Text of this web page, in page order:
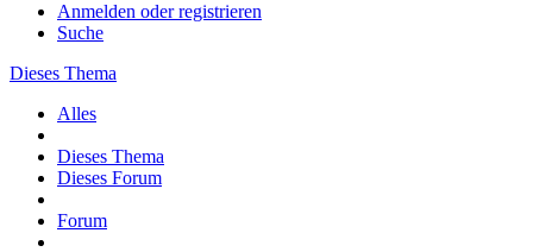
Anmelden oder registrieren
Suche
Dieses Thema
Alles
Dieses Thema
Dieses Forum
Forum